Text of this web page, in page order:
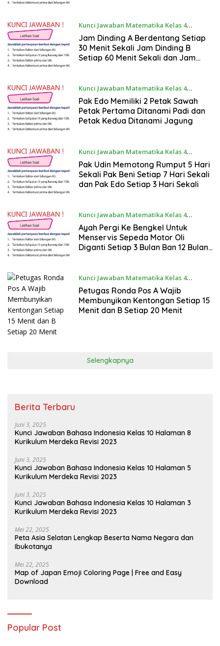
Kunci Jawaban Matematika Kelas 4
September 15, 2022
Jam Dinding A Berdentang Setiap
30 Menit Sekali Jam Dinding B
Setiap 60 Menit Sekali dan Jam
Kunci Jawaban Matematika Kelas 4
September 15, 2022
Pak Edo Memiliki 2 Petak Sawah
Petak Pertama Ditanami Padi dan
Petak Kedua Ditanami Jagung
Kunci Jawaban Matematika Kelas 4
September 15, 2022
Pak Udin Memotong Rumput 5 Hari
Sekali Pak Beni Setiap 7 Hari Sekali
dan Pak Edo Setiap 3 Hari Sekali
Kunci Jawaban Matematika Kelas 4
September 15, 2022
Ayah Pergi Ke Bengkel Untuk
Menservis Sepeda Motor Oli
Diganti Setiap 3 Bulan Ban 12 Bulan
Kunci Jawaban Matematika Kelas 4
September 15, 2022
Petugas Ronda Pos A Wajib
Membunyikan Kentongan Setiap 15
Menit dan B Setiap 20 Menit
Selengkapnya
Berita Terbaru
Juni 3, 2025
Kunci Jawaban Bahasa Indonesia Kelas 10 Halaman 8
Kurikulum Merdeka Revisi 2023
Juni 3, 2025
Kunci Jawaban Bahasa Indonesia Kelas 10 Halaman 5
Kurikulum Merdeka Revisi 2023
Juni 3, 2025
Kunci Jawaban Bahasa Indonesia Kelas 10 Halaman 3
Kurikulum Merdeka Revisi 2023
Mei 22, 2025
Peta Asia Selatan Lengkap Beserta Nama Negara dan
Ibukotanya
Mei 22, 2025
Map of Japan Emoji Coloring Page | Free and Easy
Download
Popular Post